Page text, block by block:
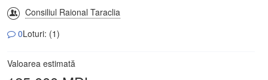
Consiliul Raional Taraclia
0Loturi: (1)
Valoarea estimată